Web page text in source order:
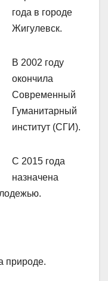
года в городе
Жигулевск.
В 2002 году
окончила
Современный
Гуманитарный
институт (СГИ).
С 2015 года
назначена
природе.